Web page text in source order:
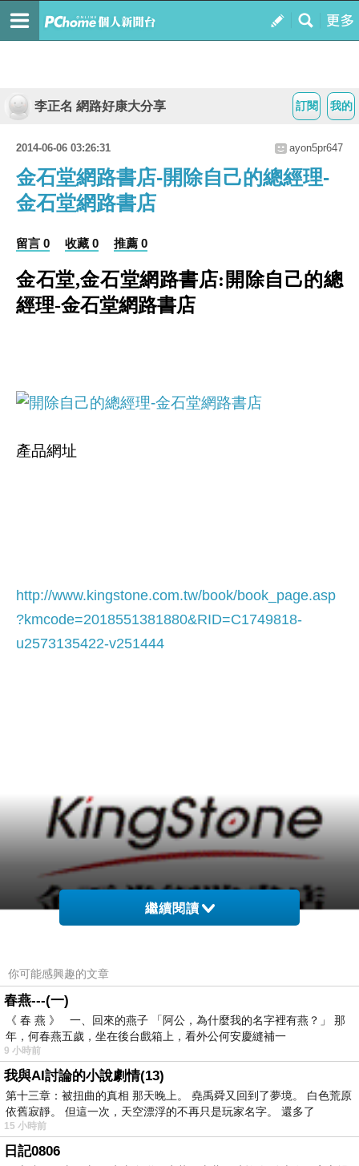
我的
訂閱
李正名 網路好康大分享
2014-06-06 03:26:31 ayon5pr647
金石堂網路書店-開除自己的總經理-
金石堂網路書店
留言 0 收藏 0 推薦 0
金石堂,金石堂網路書店:開除自己的總
經理-金石堂網路書店
產品網址
http://www.kingstone.com.tw/book/book_page.asp
?kmcode=2018551381880&RID=C1749818-
u2573135422-v251444
金石堂網路書店網站網址
http://www.kingstone.com.tw
金石堂,金石堂網路書店,金石堂書局門市,金石堂網路書店 in la,金石堂網
路書局,金石堂門市,金石堂書店,金石堂誠品網路書店,金石堂書局,金石
繼續閱讀
你可能感興趣的文章
春燕---(一)
《 春 燕 》 一、回來的燕子 「阿公，為什麼我的名字裡有燕？」 那
年，何春燕五歲，坐在後台戲箱上，看外公何安慶縫補一
9 小時前
我與AI討論的小說劇情(13)
第十三章：被扭曲的真相 那天晚上。 堯禹舜又回到了夢境。 白色荒原
依舊寂靜。 但這一次，天空漂浮的不再只是玩家名字。 還多了
15 小時前
日記0806